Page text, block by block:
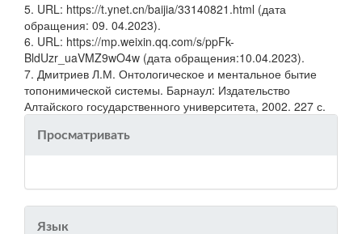
5. URL: https://t.ynet.cn/baijia/33140821.html (дата
обращения: 09. 04.2023).
6. URL: https://mp.weixin.qq.com/s/ppFk-
BldUzr_uaVMZ9wO4w (дата обращения:10.04.2023).
7. Дмитриев Л.М. Онтологическое и ментальное бытие
топонимической системы. Барнаул: Издательство
Алтайского государственного университета, 2002. 227 с.
Просматривать
Язык